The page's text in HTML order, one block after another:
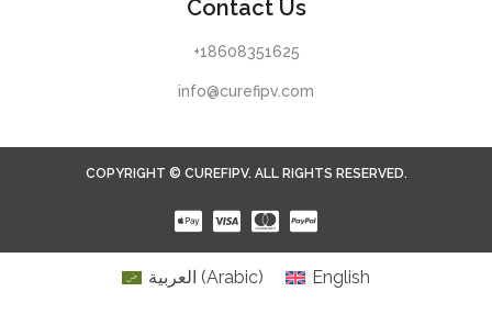
Contact Us
+18608351625
info@curefipv.com
COPYRIGHT © CUREFIPV. ALL RIGHTS RESERVED.
العربية (Arabic) English